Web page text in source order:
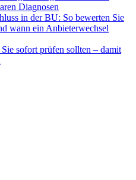
Diagnosen
in der BU: So bewerten Sie
wann ein Anbieterwechsel
sofort prüfen sollten – damit